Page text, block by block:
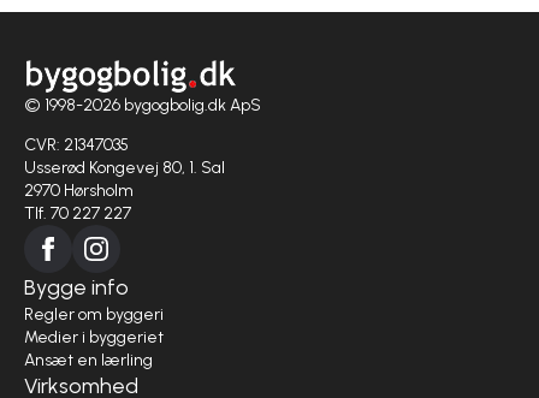
© 1998-2026 bygogbolig.dk ApS
CVR: 21347035
Usserød Kongevej 80, 1. Sal
2970 Hørsholm
Tlf. 70 227 227
Bygge info
Regler om byggeri
Medier i byggeriet
Ansæt en lærling
Virksomhed